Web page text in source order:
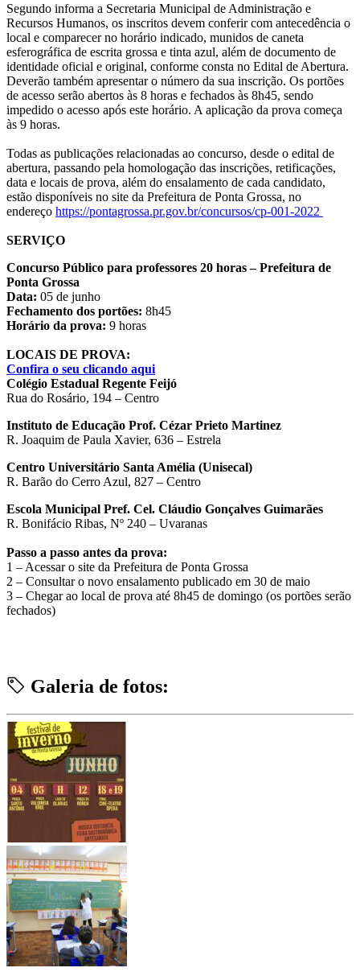
Segundo informa a Secretaria Municipal de Administração e
Recursos Humanos, os inscritos devem conferir com antecedência o
local e comparecer no horário indicado, munidos de caneta
esferográfica de escrita grossa e tinta azul, além de documento de
identidade oficial e original, conforme consta no Edital de Abertura.
Deverão também apresentar o número da sua inscrição. Os portões
de acesso serão abertos às 8 horas e fechados às 8h45, sendo
impedido o acesso após este horário. A aplicação da prova começa
às 9 horas.
Todas as publicações relacionadas ao concurso, desde o edital de
abertura, passando pela homologação das inscrições, retificações,
data e locais de prova, além do ensalamento de cada candidato,
estão disponíveis no site da Prefeitura de Ponta Grossa, no
endereço https://pontagrossa.pr.gov.br/concursos/cp-001-2022
SERVIÇO
Concurso Público para professores 20 horas – Prefeitura de
Ponta Grossa
Data: 05 de junho
Fechamento dos portões: 8h45
Horário da prova: 9 horas
LOCAIS DE PROVA:
Confira o seu clicando aqui
Colégio Estadual Regente Feijó
Rua do Rosário, 194 – Centro
Instituto de Educação Prof. Cézar Prieto Martinez
R. Joaquim de Paula Xavier, 636 – Estrela
Centro Universitário Santa Amélia (Unisecal)
R. Barão do Cerro Azul, 827 – Centro
Escola Municipal Pref. Cel. Cláudio Gonçalves Guimarães
R. Bonifácio Ribas, Nº 240 – Uvaranas
Passo a passo antes da prova:
1 – Acessar o site da Prefeitura de Ponta Grossa
2 – Consultar o novo ensalamento publicado em 30 de maio
3 – Chegar ao local de prova até 8h45 de domingo (os portões serão
fechados)
Galeria de fotos: